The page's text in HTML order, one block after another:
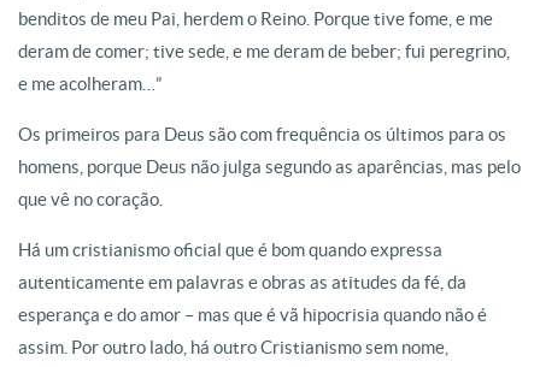
benditos de meu Pai, herdem o Reino. Porque tive fome, e me
deram de comer; tive sede, e me deram de beber; fui peregrino,
e me acolheram…”
Os primeiros para Deus são com frequência os últimos para os
homens, porque Deus não julga segundo as aparências, mas pelo
que vê no coração.
Há um cristianismo oficial que é bom quando expressa
autenticamente em palavras e obras as atitudes da fé, da
esperança e do amor – mas que é vã hipocrisia quando não é
assim. Por outro lado, há outro Cristianismo sem nome,